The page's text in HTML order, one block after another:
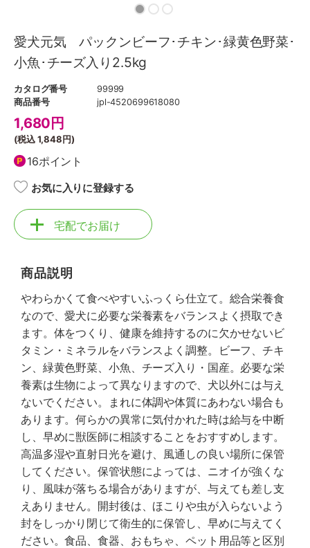
愛犬元気 パックンビーフ･チキン･緑黄色野菜･
小魚･チーズ入り2.5kg
カタログ番号
99999
商品番号
jpl-4520699618080
1,680 円
(税込1,848円)
16ポイント
お気に入りに登録する
宅配でお届け
商品説明
やわらかくて食べやすいふっくら仕立て。総合栄養食
なので、愛犬に必要な栄養素をバランスよく摂取でき
ます。体をつくり、健康を維持するのに欠かせないビ
タミン・ミネラルをバランスよく調整。ビーフ、チキ
ン、緑黄色野菜、小魚、チーズ入り・国産。必要な栄
養素は生物によって異なりますので、犬以外には与え
ないでください。まれに体調や体質にあわない場合も
あります。何らかの異常に気付かれた時は給与を中断
し、早めに獣医師に相談することをおすすめします。
高温多湿や直射日光を避け、風通しの良い場所に保管
してください。保管状態によっては、ニオイが強くな
り、風味が落ちる場合がありますが、与えても差し支
えありません。開封後は、ほこりや虫が入らないよう
封をしっかり閉じて衛生的に保管し、早めに与えてく
ださい。食品、食器、おもちゃ、ペット用品等と区別